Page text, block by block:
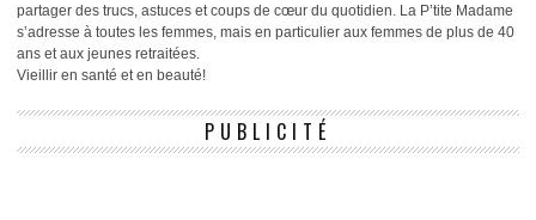
partager des trucs, astuces et coups de cœur du quotidien. La P’tite Madame
s’adresse à toutes les femmes, mais en particulier aux femmes de plus de 40
ans et aux jeunes retraitées.
Vieillir en santé et en beauté!
PUBLICITÉ